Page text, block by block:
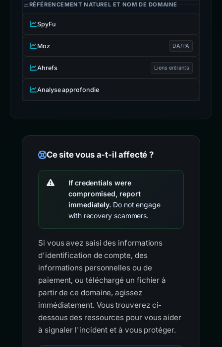
RÉFÉRENCEMENT NATUREL ET NOM DE DOMAINE
SpyFu
Moz DA/PA
Ahrefs Liens entrants
Analyse approfondie
Ce site vous a-t-il affecté ?
If credentials were
compromised, report
immediately. Do not engage
with recovery scammers.
Si vous avez saisi des informations
d'identification de compte, des
informations personnelles ou de
paiement, ou téléchargé un fichier à
partir de ce domaine, agissez
immédiatement. Vous trouverez ci-
dessous des ressources pour vous aider
à signaler l'incident et à vous protéger.